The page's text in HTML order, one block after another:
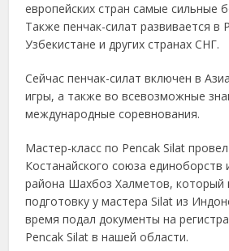
европейских стран самые сильные
Также пенчак-силат развивается в
Узбекистане и других странах СНГ.
Сейчас пенчак-силат включен в
игры, а также во всевозможные
международные соревнования.
Мастер-класс по Pencak Silat
Костанайского союза единоборств
района Шахбоз Халметов, который
подготовку у мастера Silat из
время подал документы на
Pencak Silat в нашей области.